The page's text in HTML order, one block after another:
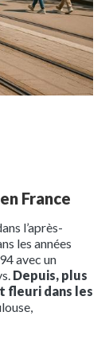
France
l’après-
les années
avec un
Depuis, plus
fleuri dans les